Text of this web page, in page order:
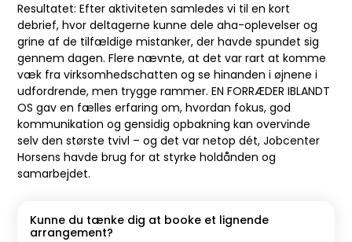
Resultatet: Efter aktiviteten samledes vi til en kort
debrief, hvor deltagerne kunne dele aha-oplevelser og
grine af de tilfældige mistanker, der havde spundet sig
gennem dagen. Flere nævnte, at det var rart at komme
væk fra virksomhedschatten og se hinanden i øjnene i
udfordrende, men trygge rammer. EN FORRÆDER IBLANDT
OS gav en fælles erfaring om, hvordan fokus, god
kommunikation og gensidig opbakning kan overvinde
selv den største tvivl – og det var netop dét, Jobcenter
Horsens havde brug for at styrke holdånden og
samarbejdet.
Kunne du tænke dig at booke et lignende
arrangement?